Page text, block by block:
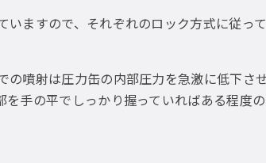
ますので、それぞれのロック方式に従っ
噴射は圧力缶の内部圧力を急激に低下さ
手の平でしっかり握っていればある程度